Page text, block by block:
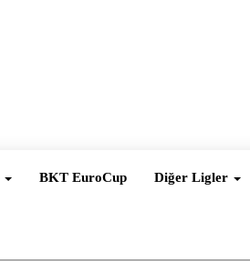
BKT EuroCup Diğer Ligler